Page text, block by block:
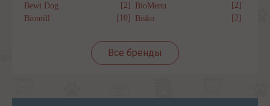
Bewi Dog
[2] BioMenu
[2]
Biomill
[10] Bisko [2]
Все бренды